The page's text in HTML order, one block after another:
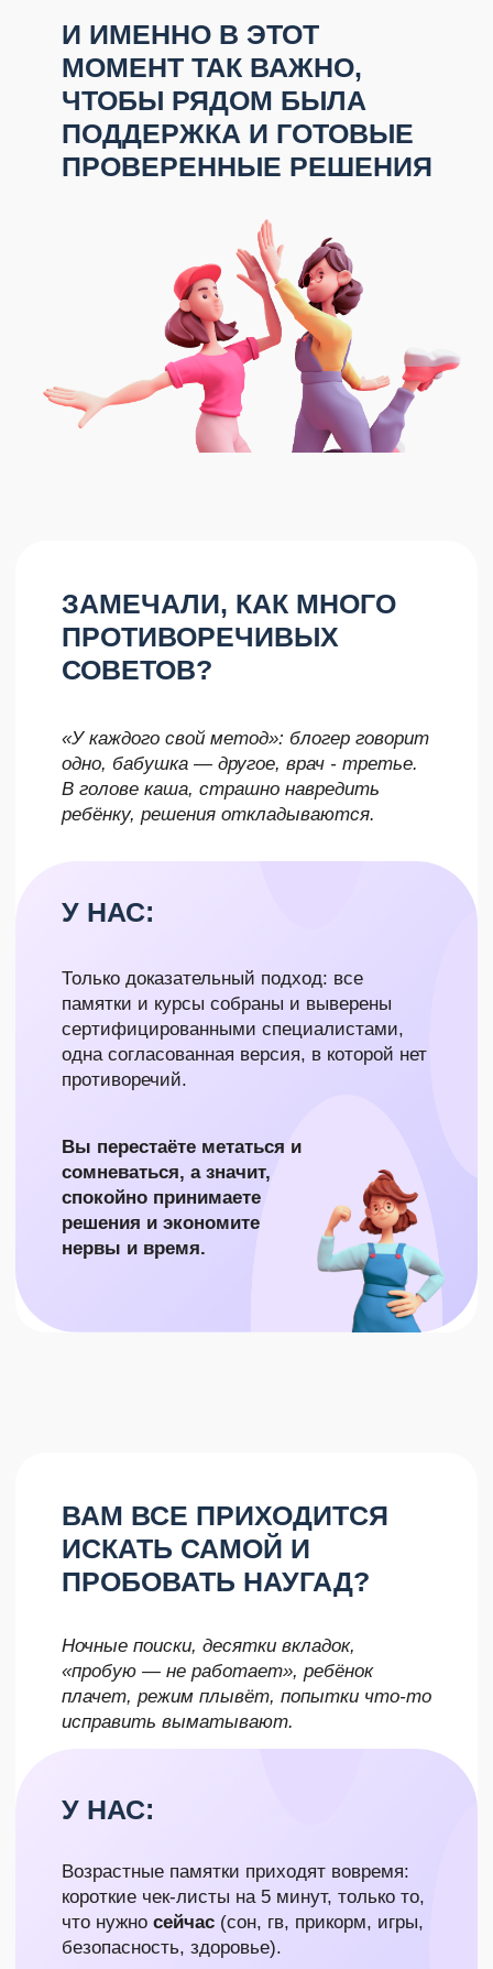
Только доказательный подход: все
памятки и курсы собраны и выверены
сертифицированными специалистами,
сомневаться, а значит,
спокойно принимаете
решения и экономите
У НАС:
Ночные поиски, десятки вкладок,
«пробую — не работает», ребёнок
плачет, режим плывёт, попытки что-то
исправить выматывают.
Возрастные памятки приходят вовремя:
короткие чек-листы на 5 минут, только то,
что нужно сейчас (сон, гв, прикорм, игры,
безопасность, здоровье).
значит, меньше ошибок
и лишних покупок,
спокойнее, прикорм идёт
У НАС:
нет «своих», тревога растёт.
Вы чувствуете опору и
поддержку каждый день,
а значит, меньше паники
ЧУВСТВУЕТЕ, ЧТО ВСЕ
ТЯНЕТЕ ОДНА?
Колики, регресс сна, боль при ГВ —
ждёте, что «перерастёт», а
становится только хуже, одна проблема
сменяется другой, а сил уже нет.